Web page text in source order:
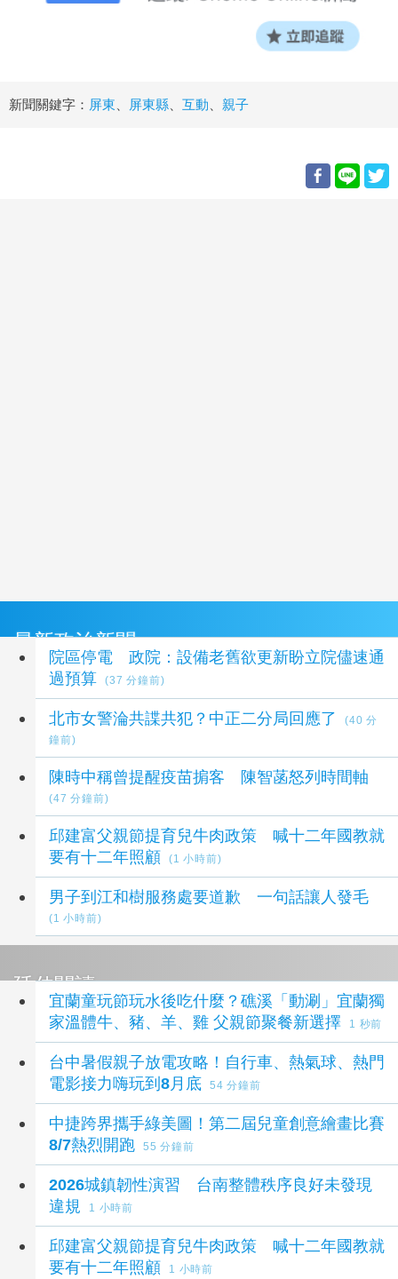
新聞關鍵字： 屏東 屏東縣 互動 親子
最新政治新聞
院區停電 政院：設備老舊欲更新盼立院儘速通
過預算
(37 分鐘前)
北市女警淪共諜共犯？中正二分局回應了
(40 分
鐘前)
陳時中稱曾提醒疫苗掮客 陳智菡怒列時間軸
(47 分鐘前)
邱建富父親節提育兒牛肉政策 喊十二年國教就
要有十二年照顧
(1 小時前)
男子到江和樹服務處要道歉 一句話讓人發毛
(1 小時前)
延伸閱讀
宜蘭童玩節玩水後吃什麼？礁溪「動涮」宜蘭獨
家溫體牛、豬、羊、雞 父親節聚餐新選擇
1 秒前
台中暑假親子放電攻略！自行車、熱氣球、熱門
電影接力嗨玩到8月底
54 分鐘前
中捷跨界攜手綠美圖！第二屆兒童創意繪畫比賽
8/7熱烈開跑
55 分鐘前
2026城鎮韌性演習 台南整體秩序良好未發現
違規
1 小時前
邱建富父親節提育兒牛肉政策 喊十二年國教就
要有十二年照顧
1 小時前